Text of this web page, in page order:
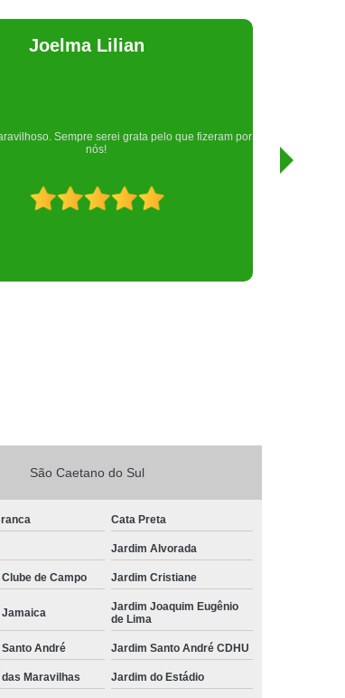
Samara
Rodrigues
mil para esta clínica, que cuidou da minha filha Gamora
atendimento top, desde a recepção que são muito
atenciosas.
São Caetano do Sul
Cata Preta
Jardim Alvorada
de Campo Jardim Cristiane
Jardim Joaquim Eugênio
de Lima
André Jardim Santo André CDHU
Maravilhas Jardim do Estádio